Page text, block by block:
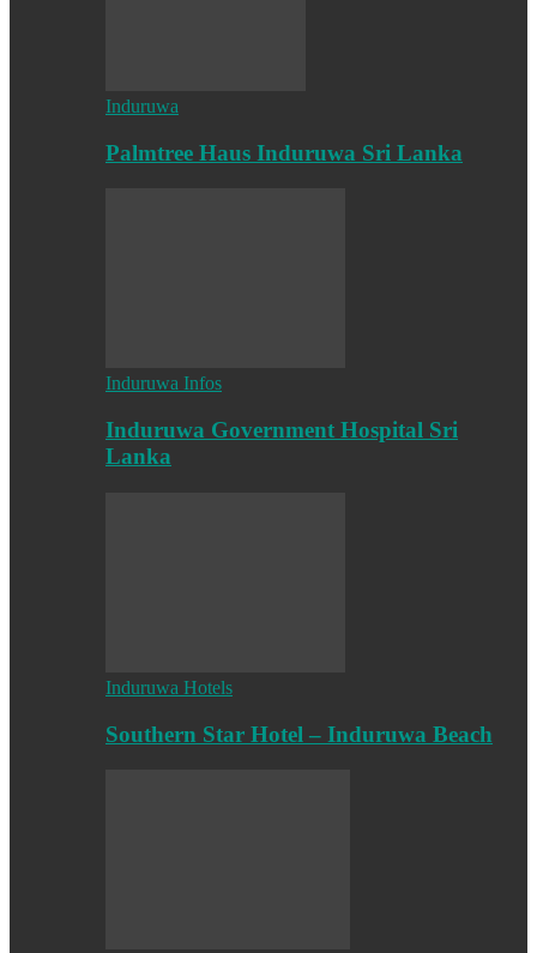
Induruwa
Palmtree Haus Induruwa Sri Lanka
Induruwa Infos
Induruwa Government Hospital Sri
Lanka
Induruwa Hotels
Southern Star Hotel – Induruwa Beach